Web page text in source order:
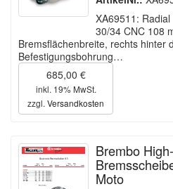
XA69511:
30/34 CNC 108
Bremsflächenbreite, rechts hinter
Befestigungsbohrung…
685,00 €
inkl. 19% MwSt.
zzgl. Versandkosten
Brembo
Moto